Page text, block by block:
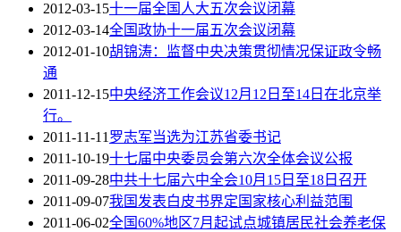
2012-03-15十一届全国人大五次会议闭幕
2012-03-14全国政协十一届五次会议闭幕
2012-01-10胡锦涛：监督中央决策贯彻情况保证政令畅
通
2011-12-15中央经济工作会议12月12日至14日在北京举
行。
2011-11-11罗志军当选为江苏省委书记
2011-10-19十七届中央委员会第六次全体会议公报
2011-09-28中共十七届六中全会10月15日至18日召开
2011-09-07我国发表白皮书界定国家核心利益范围
2011-06-02全国60%地区7月起试点城镇居民社会养老保